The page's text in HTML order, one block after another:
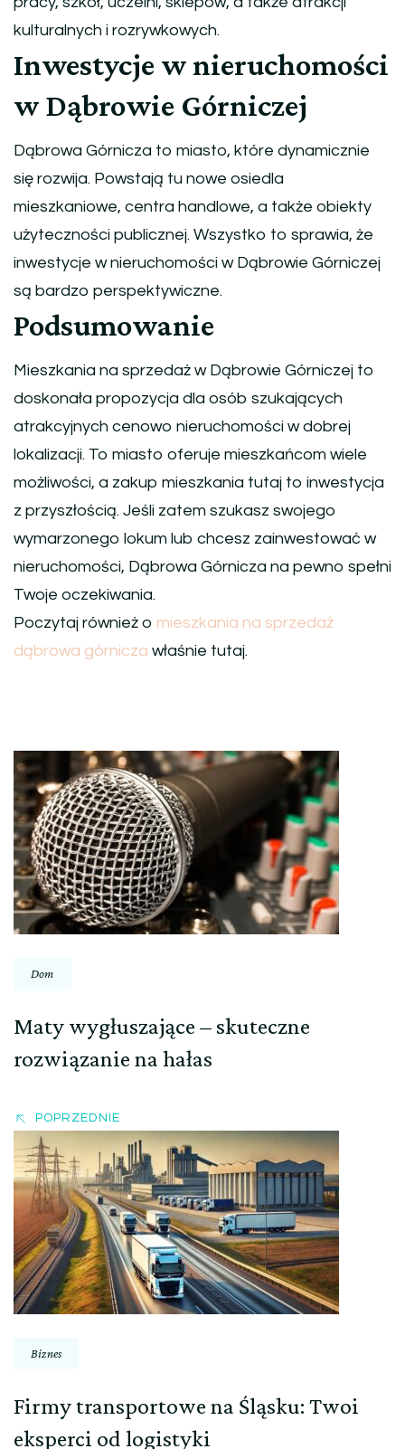
kulturalnych i rozrywkowych.
Inwestycje w nieruchomości
w Dąbrowie Górniczej
Dąbrowa Górnicza to miasto, które dynamicznie
się rozwija. Powstają tu nowe osiedla
mieszkaniowe, centra handlowe, a także obiekty
użyteczności publicznej. Wszystko to sprawia, że
inwestycje w nieruchomości w Dąbrowie Górniczej
są bardzo perspektywiczne.
Podsumowanie
Mieszkania na sprzedaż w Dąbrowie Górniczej to
doskonała propozycja dla osób szukających
atrakcyjnych cenowo nieruchomości w dobrej
lokalizacji. To miasto oferuje mieszkańcom wiele
możliwości, a zakup mieszkania tutaj to inwestycja
z przyszłością. Jeśli zatem szukasz swojego
wymarzonego lokum lub chcesz zainwestować w
nieruchomości, Dąbrowa Górnicza na pewno spełni
Twoje oczekiwania.
Poczytaj również o mieszkania na sprzedaż
dąbrowa górnicza właśnie tutaj.
Nawigacja
wpisu
Dom
Maty wygłuszające – skuteczne
rozwiązanie na hałas
POPRZEDNIE
Biznes
Firmy transportowe na Śląsku: Twoi
eksperci od logistyki